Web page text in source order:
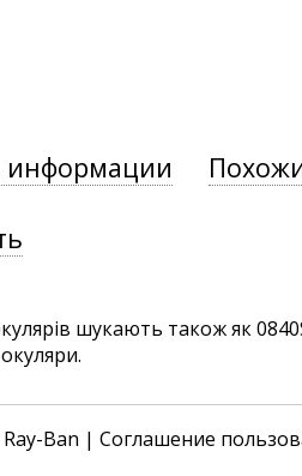
шукають також як
Ban | Соглашение